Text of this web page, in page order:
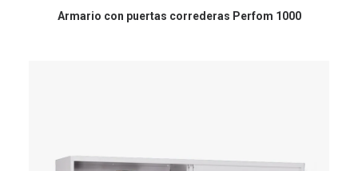
Armario con puertas correderas Perfom 1000